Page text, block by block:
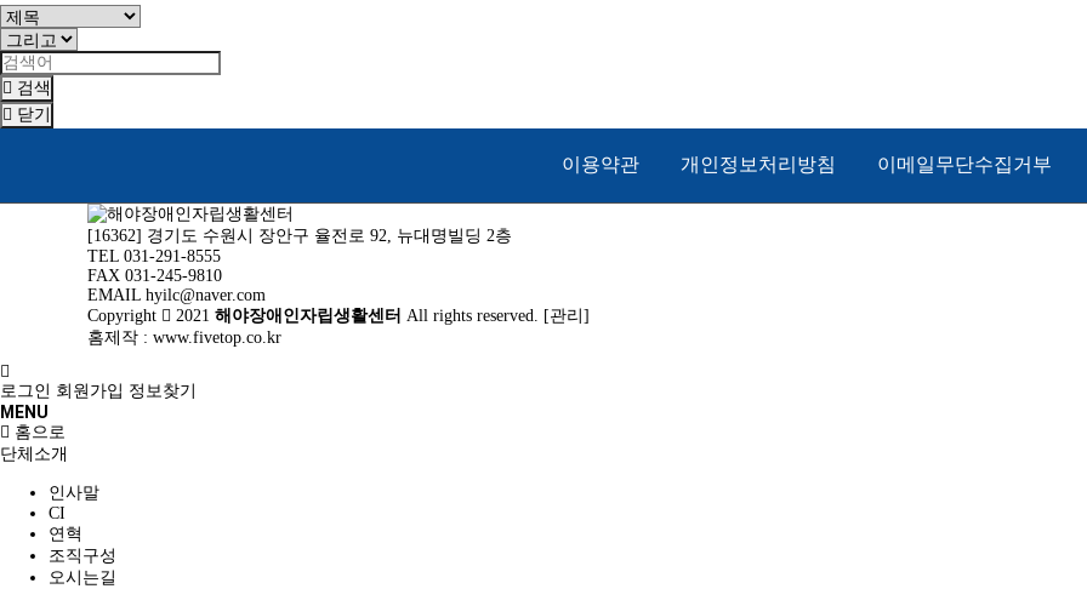
검색
닫기
이용약관 개인정보처리방침 이메일무단수집거부
[16362] 경기도 수원시 장안구 율전로 92, 뉴대명빌딩 2층
TEL 031-291-8555
FAX 031-245-9810
EMAIL hyilc@naver.com
Copyright
2021 해야장애인자립생활센터 All rights reserved. [관리 ]
홈제작 : www.fivetop.co.kr
로그인 회원가입 정보찾기
MENU
홈으로
단체소개
인사말
CI
연혁
조직구성
오시는길